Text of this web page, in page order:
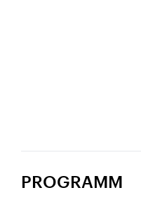
PROGRAMM